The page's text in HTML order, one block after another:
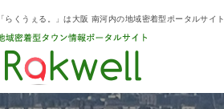
「らくうぇる。」は大阪 南河内の地域密着型ポータルサイ